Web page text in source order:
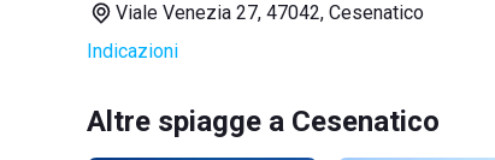
Viale Venezia 27, 47042, Cesenatico
Indicazioni
Altre spiagge a Cesenatico